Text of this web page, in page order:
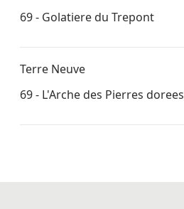
69 - Golatiere du Trepont
Terre Neuve
69 - L'Arche des Pierres dorees